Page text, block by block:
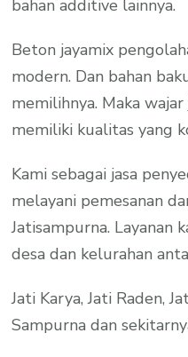
bahan additive lainnya.
Beton jayamix
modern. Dan bahan
memilihnya. Maka
memiliki kualitas yang
Kami sebagai jasa
melayani pemesanan
Jatisampurna. Layanan
desa dan kelurahan
Jati Karya, Jati Raden,
Sampurna dan